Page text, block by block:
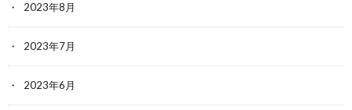
2023年8月
2023年7月
2023年6月